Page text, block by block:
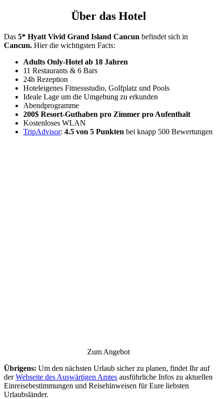
Über das Hotel
Das 5* Hyatt Vivid Grand Island Cancun befindet sich in
Cancun. Hier die wichtigsten Facts:
Adults Only-Hotel ab 18 Jahren
11 Restaurants & 6 Bars
24h Rezeption
Hoteleigenes Fitnessstudio, Golfplatz und Pools
Ideale Lage um die Umgebung zu erkunden
Abendprogramme
200$ Resort-Guthaben pro Zimmer pro Aufenthalt
Kostenloses WLAN
TripAdvisor: 4.5 von 5 Punkten bei knapp 500 Bewertungen
Zum Angebot
Übrigens: Um den nächsten Urlaub sicher zu planen, findet Ihr auf
derWebseite des Auswärtigen Amtes ausführliche Infos zu aktuellen
Einreisebestimmungen und Reisehinweisen für Eure liebsten
Urlaubsländer.